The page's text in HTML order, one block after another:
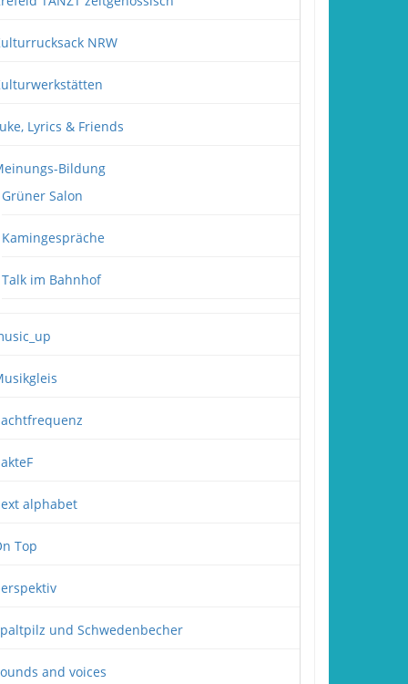
NRW
Lyrics & Friends
Bildung
Grüner Salon
Kamingespräche
Talk im Bahnhof
alphabet
Top
und Schwedenbecher
and voices